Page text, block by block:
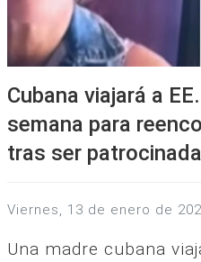
Cubana viajará a
semana para
tras ser
viernes, 13 de enero de
Una madre cubana